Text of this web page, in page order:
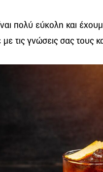
πολύ εύκολη και
τις γνώσεις σας τους